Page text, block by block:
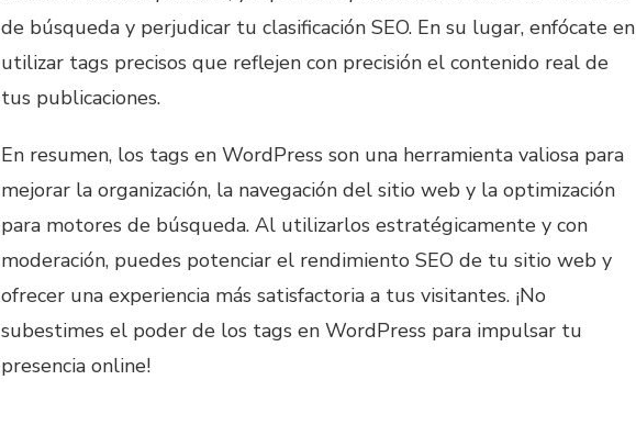
de búsqueda y perjudicar tu clasificación SEO. En su lugar, enfócate en
utilizar tags precisos que reflejen con precisión el contenido real de
tus publicaciones.
En resumen, los tags en WordPress son una herramienta valiosa para
mejorar la organización, la navegación del sitio web y la optimización
para motores de búsqueda. Al utilizarlos estratégicamente y con
moderación, puedes potenciar el rendimiento SEO de tu sitio web y
ofrecer una experiencia más satisfactoria a tus visitantes. ¡No
subestimes el poder de los tags en WordPress para impulsar tu
presencia online!